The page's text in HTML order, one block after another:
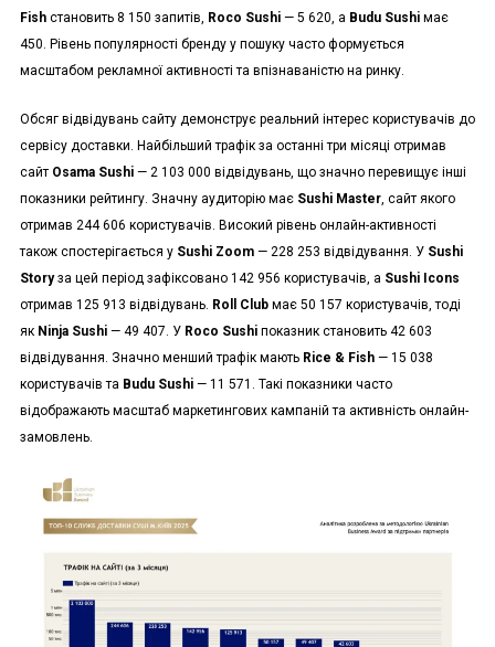
Fishстановить 8 150 запитів, Roco Sushi— 5 620, а Budu Sushiмає
450. Рівень популярності бренду у пошуку часто формується
масштабом рекламної активності та впізнаваністю на ринку.
Обсяг відвідувань сайту демонструє реальний інтерес користувачів до
сервісу доставки. Найбільший трафік за останні три місяці отримав
сайт Osama Sushi— 2 103 000 відвідувань, що значно перевищує інші
показники рейтингу. Значну аудиторію має Sushi Master, сайт якого
отримав 244 606 користувачів. Високий рівень онлайн-активності
також спостерігається у Sushi Zoom— 228 253 відвідування. У Sushi
Storyза цей період зафіксовано 142 956 користувачів, а Sushi Icons
отримав 125 913 відвідувань. Roll Clubмає 50 157 користувачів, тоді
як Ninja Sushi— 49 407. У Roco Sushiпоказник становить 42 603
відвідування. Значно менший трафік мають Rice & Fish— 15 038
користувачів та Budu Sushi— 11 571. Такі показники часто
відображають масштаб маркетингових кампаній та активність онлайн-
замовлень.